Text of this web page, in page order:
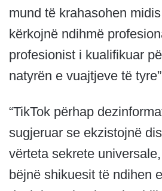
mund të krahasohen
kërkojnë ndihmë
profesionist i kualifikuar
natyrën e vuajtjeve të
“TikTok përhap
sugjeruar se ekzistojnë
vërteta sekrete
bëjnë shikuesit të ndihen